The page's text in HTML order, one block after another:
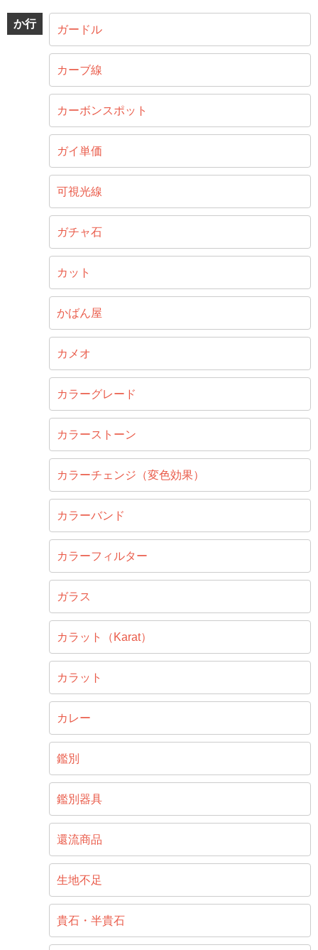
か行 ガードル
カーブ線
カーボンスポット
ガイ単価
可視光線
ガチャ石
カット
かばん屋
カメオ
カラーグレード
カラーストーン
カラーチェンジ（変色効果）
カラーバンド
カラーフィルター
ガラス
カラット（Karat）
カラット
カレー
鑑別
鑑別器具
還流商品
生地不足
貴石・半貴石